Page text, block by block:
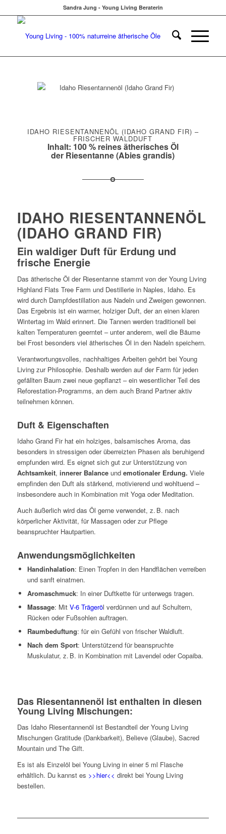
Sandra Jung - Young Living Beraterin
IDAHO RIESENTANNENÖL (IDAHO GRAND FIR) –
FRISCHER WALDDUFT
Inhalt: 100 % reines ätherisches Öl
der Riesentanne (Abies grandis)
IDAHO RIESENTANNENÖL
(IDAHO GRAND FIR)
Ein waldiger Duft für Erdung und
frische Energie
Das ätherische Öl der Riesentanne stammt von der Young Living
Highland Flats Tree Farm und Destillerie in Naples, Idaho. Es
wird durch Dampfdestillation aus Nadeln und Zweigen gewonnen.
Das Ergebnis ist ein warmer, holziger Duft, der an einen klaren
Wintertag im Wald erinnert. Die Tannen werden traditionell bei
kalten Temperaturen geerntet – unter anderem, weil die Bäume
bei Frost besonders viel ätherisches Öl in den Nadeln speichern.
Verantwortungsvolles, nachhaltiges Arbeiten gehört bei Young
Living zur Philosophie. Deshalb werden auf der Farm für jeden
gefällten Baum zwei neue gepflanzt – ein wesentlicher Teil des
Reforestation-Programms, an dem auch Brand Partner aktiv
teilnehmen können.
Duft & Eigenschaften
Idaho Grand Fir hat ein holziges, balsamisches Aroma, das
besonders in stressigen oder überreizten Phasen als beruhigend
empfunden wird. Es eignet sich gut zur Unterstützung von
Achtsamkeit, innerer Balanceund emotionaler Erdung. Viele
empfinden den Duft als stärkend, motivierend und wohltuend –
insbesondere auch in Kombination mit Yoga oder Meditation.
Auch äußerlich wird das Öl gerne verwendet, z. B. nach
körperlicher Aktivität, für Massagen oder zur Pflege
beanspruchter Hautpartien.
Anwendungsmöglichkeiten
Handinhalation: Einen Tropfen in den Handflächen verreiben
und sanft einatmen.
Aromaschmuck: In einer Duftkette für unterwegs tragen.
Massage: Mit V-6 Trägeröl verdünnen und auf Schultern,
Rücken oder Fußsohlen auftragen.
Raumbeduftung: für ein Gefühl von frischer Waldluft.
Nach dem Sport: Unterstützend für beanspruchte
Muskulatur, z. B. in Kombination mit Lavendel oder Copaiba.
Das Riesentannenöl ist enthalten in diesen
Young Living Mischungen:
Das Idaho Riesentannenöl ist Bestandteil der Young Living
Mischungen Gratitude (Dankbarkeit), Believe (Glaube), Sacred
Mountain und The Gift.
Es ist als Einzelöl bei Young Living in einer 5 ml Flasche
erhältlich. Du kannst es >>hier<< direkt bei Young Living
bestellen.